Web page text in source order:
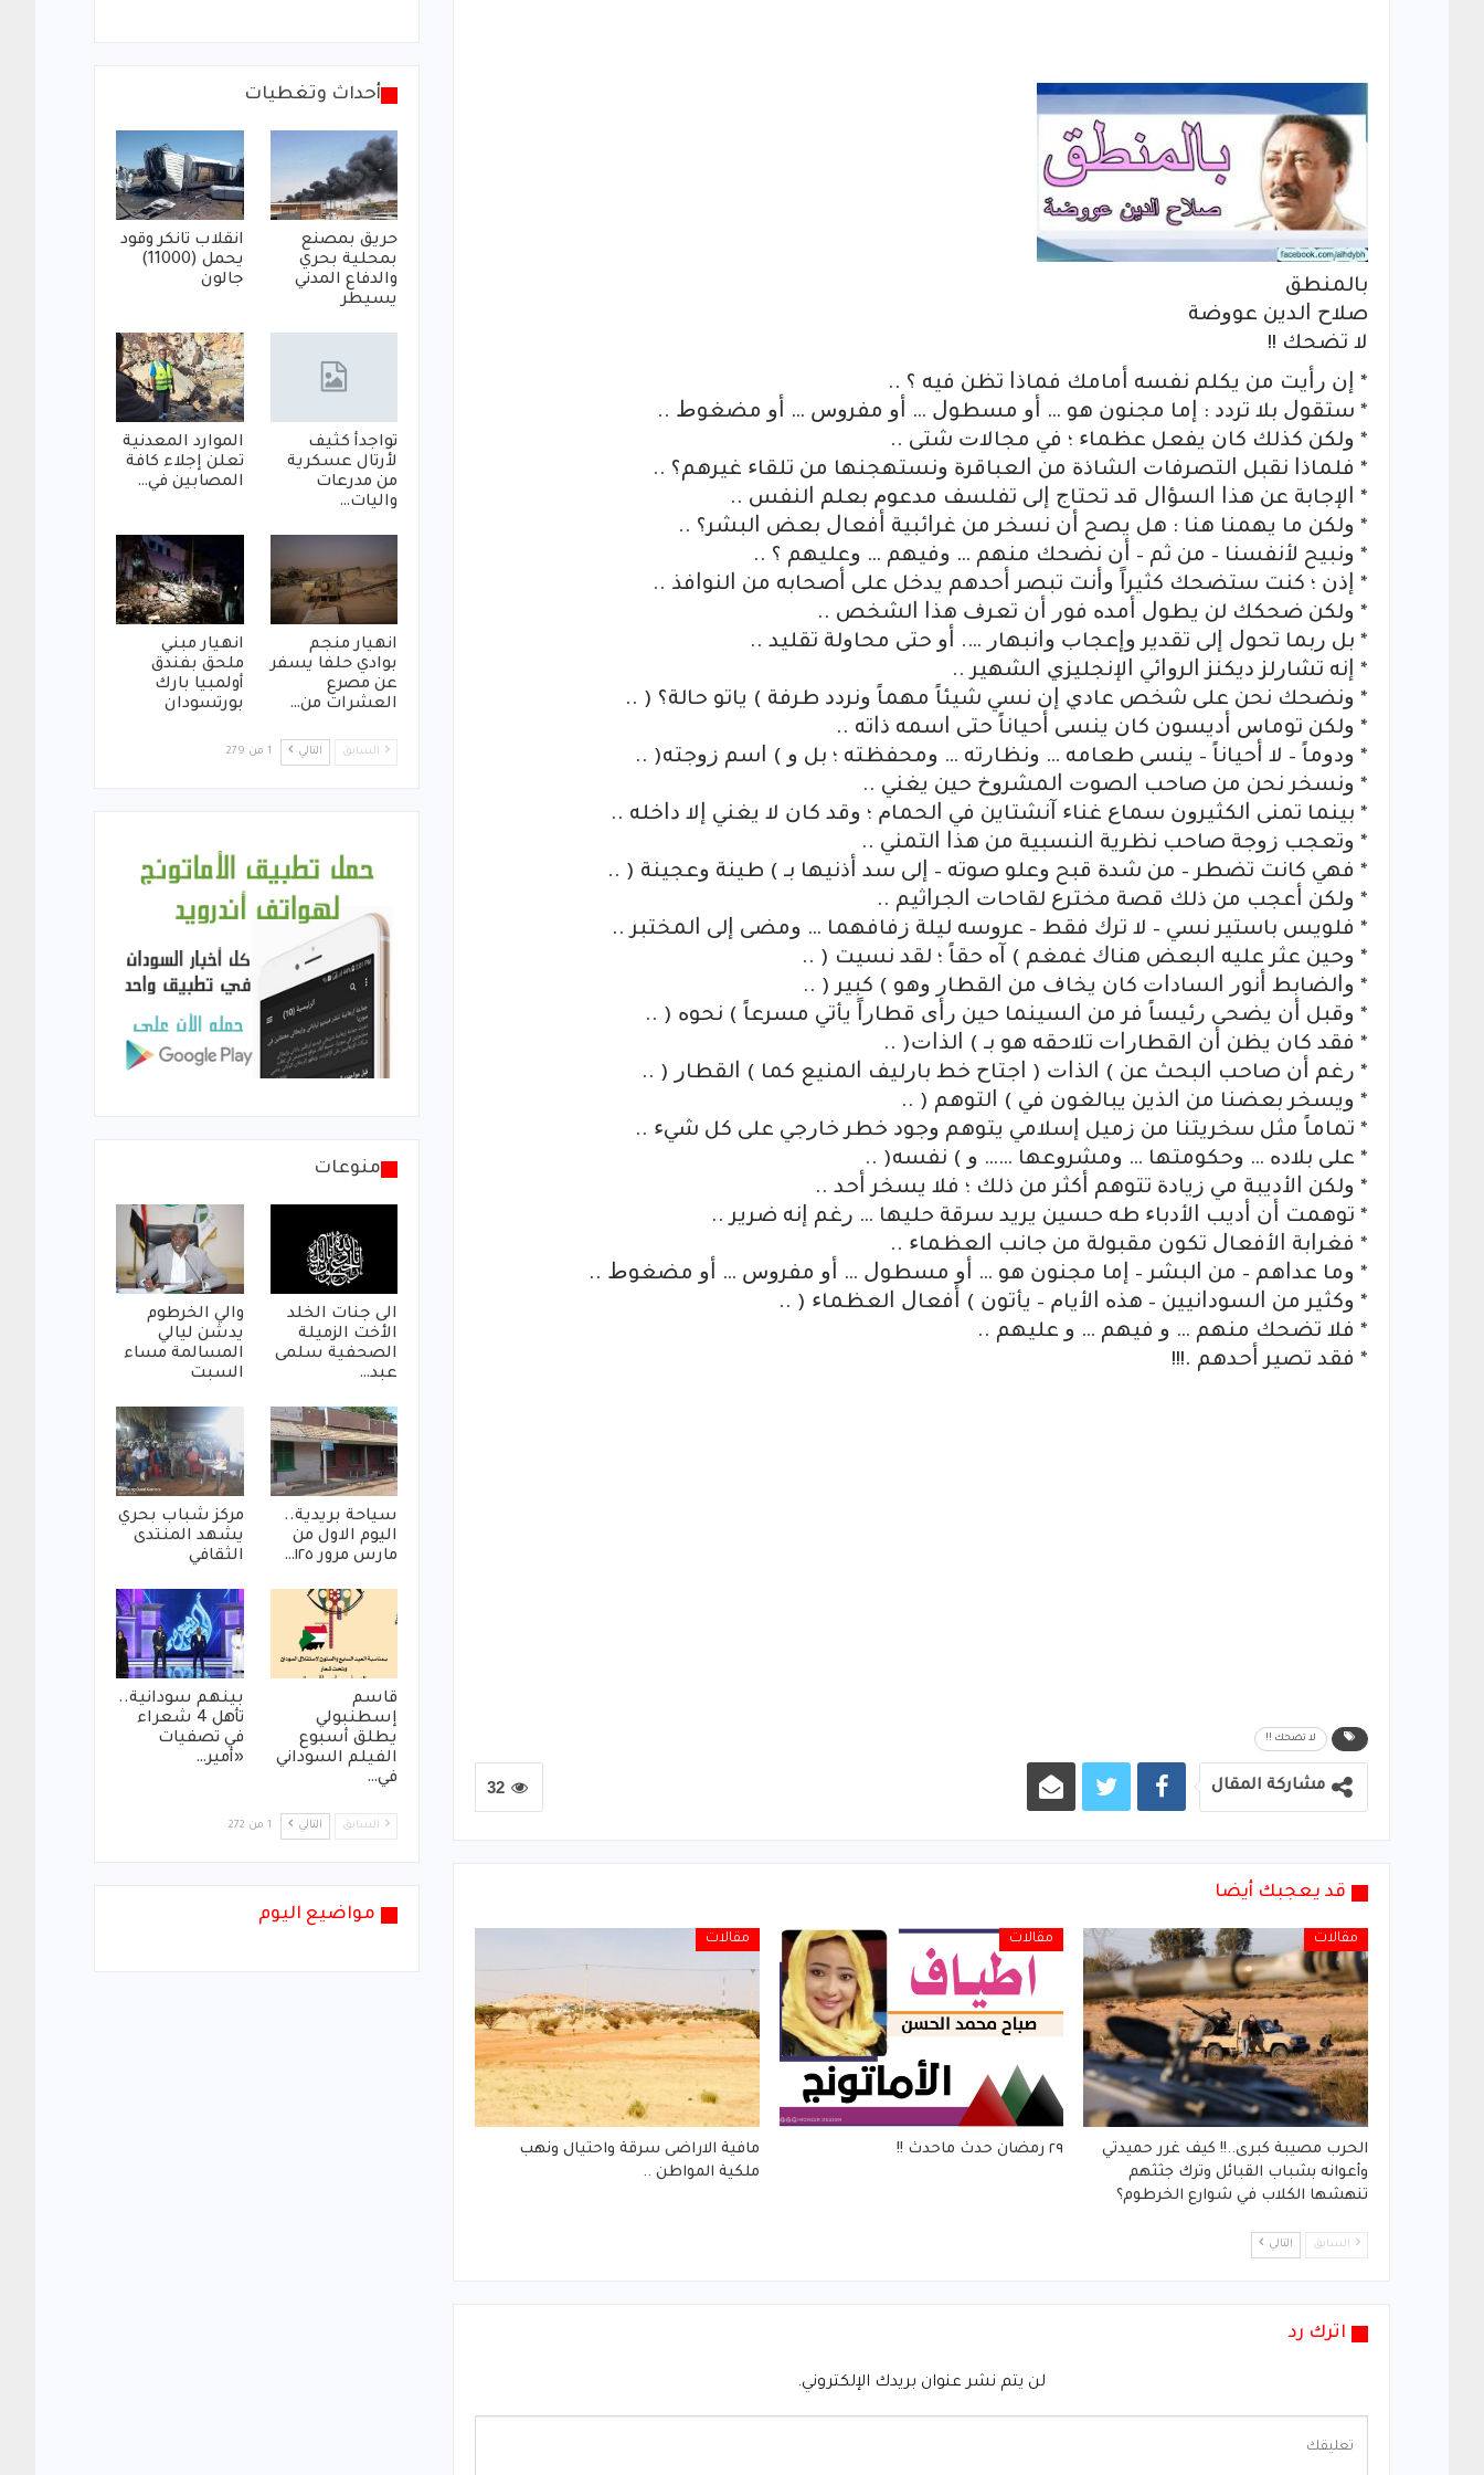
ﺑﺎﻟﻤﻨﻄﻖ
ﺻﻼﺡ ﺍﻟﺪﻳﻦ ﻋﻮﻭﺿﺔ
ﻻ ﺗﻀﺤﻚ !!
* ﺇﻥ ﺭﺃﻳﺖ ﻣﻦ ﻳﻜﻠﻢ ﻧﻔﺴﻪ ﺃﻣﺎﻣﻚ ﻓﻤﺎﺫﺍ ﺗﻈﻦ ﻓﻴﻪ ؟ ..
* ﺳﺘﻘﻮﻝ ﺑﻼ ﺗﺮﺩﺩ : ﺇﻣﺎ ﻣﺠﻨﻮﻥ ﻫﻮ … ﺃﻭ ﻣﺴﻄﻮﻝ … ﺃﻭ ﻣﻔﺮﻭﺱ … ﺃﻭ ﻣﻀﻐﻮﻁ ..
* ﻭﻟﻜﻦ ﻛﺬﻟﻚ ﻛﺎﻥ ﻳﻔﻌﻞ ﻋﻈﻤﺎﺀ ؛ ﻓﻲ ﻣﺠﺎﻻﺕ ﺷﺘﻰ ..
* ﻓﻠﻤﺎﺫﺍ ﻧﻘﺒﻞ ﺍﻟﺘﺼﺮﻓﺎﺕ ﺍﻟﺸﺎﺫﺓ ﻣﻦ ﺍﻟﻌﺒﺎﻗﺮﺓ ﻭﻧﺴﺘﻬﺠﻨﻬﺎ ﻣﻦ ﺗﻠﻘﺎﺀ ﻏﻴﺮﻫﻢ؟ ..
* ﺍﻹﺟﺎﺑﺔ ﻋﻦ ﻫﺬﺍ ﺍﻟﺴﺆﺍﻝ ﻗﺪ ﺗﺤﺘﺎﺝ ﺇﻟﻰ ﺗﻔﻠﺴﻒ ﻣﺪﻋﻮﻡ ﺑﻌﻠﻢ ﺍﻟﻨﻔﺲ ..
* ﻭﻟﻜﻦ ﻣﺎ ﻳﻬﻤﻨﺎ ﻫﻨﺎ : ﻫﻞ ﻳﺼﺢ ﺃﻥ ﻧﺴﺨﺮ ﻣﻦ ﻏﺮﺍﺋﺒﻴﺔ ﺃﻓﻌﺎﻝ ﺑﻌﺾ ﺍﻟﺒﺸﺮ؟ ..
* ﻭﻧﺒﻴﺢ ﻷﻧﻔﺴﻨﺎ – ﻣﻦ ﺛﻢ – ﺃﻥ ﻧﻀﺤﻚ ﻣﻨﻬﻢ … ﻭﻓﻴﻬﻢ … ﻭﻋﻠﻴﻬﻢ ؟ ..
* ﺇﺫﻥ ؛ ﻛﻨﺖ ﺳﺘﻀﺤﻚ ﻛﺜﻴﺮﺍً ﻭﺃﻧﺖ ﺗﺒﺼﺮ ﺃﺣﺪﻫﻢ ﻳﺪﺧﻞ ﻋﻠﻰ ﺃﺻﺤﺎﺑﻪ ﻣﻦ ﺍﻟﻨﻮﺍﻓﺬ ..
* ﻭﻟﻜﻦ ﺿﺤﻜﻚ ﻟﻦ ﻳﻄﻮﻝ ﺃﻣﺪﻩ ﻓﻮﺭ ﺃﻥ ﺗﻌﺮﻑ ﻫﺬﺍ ﺍﻟﺸﺨﺺ ..
* ﺑﻞ ﺭﺑﻤﺎ ﺗﺤﻮﻝ ﺇﻟﻰ ﺗﻘﺪﻳﺮ ﻭﺇﻋﺠﺎﺏ ﻭﺍﻧﺒﻬﺎﺭ …. ﺃﻭ ﺣﺘﻰ ﻣﺤﺎﻭﻟﺔ ﺗﻘﻠﻴﺪ ..
* ﺇﻧﻪ ﺗﺸﺎﺭﻟﺰ ﺩﻳﻜﻨﺰ ﺍﻟﺮﻭﺍﺋﻲ ﺍﻹﻧﺠﻠﻴﺰﻱ ﺍﻟﺸﻬﻴﺮ ..
* ﻭﻧﻀﺤﻚ ﻧﺤﻦ ﻋﻠﻰ ﺷﺨﺺ ﻋﺎﺩﻱ ﺇﻥ ﻧﺴﻲ ﺷﻴﺌﺎً ﻣﻬﻤﺎً ﻭﻧﺮﺩﺩ ﻃﺮﻓﺔ ‏) ﻳﺎﺗﻮ ﺣﺎﻟﺔ؟ ‏( ..
* ﻭﻟﻜﻦ ﺗﻮﻣﺎﺱ ﺃﺩﻳﺴﻮﻥ ﻛﺎﻥ ﻳﻨﺴﻰ ﺃﺣﻴﺎﻧﺎً ﺣﺘﻰ ﺍﺳﻤﻪ ﺫﺍﺗﻪ ..
* ﻭﺩﻭﻣﺎً – ﻻ ﺃﺣﻴﺎﻧﺎً – ﻳﻨﺴﻰ ﻃﻌﺎﻣﻪ … ﻭﻧﻈﺎﺭﺗﻪ … ﻭﻣﺤﻔﻈﺘﻪ ؛ ﺑﻞ ﻭ ‏) ﺍﺳﻢ ﺯﻭﺟﺘﻪ‏( ..
* ﻭﻧﺴﺨﺮ ﻧﺤﻦ ﻣﻦ ﺻﺎﺣﺐ ﺍﻟﺼﻮﺕ ﺍﻟﻤﺸﺮﻭﺥ ﺣﻴﻦ ﻳﻐﻨﻲ ..
* ﺑﻴﻨﻤﺎ ﺗﻤﻨﻰ ﺍﻟﻜﺜﻴﺮﻭﻥ ﺳﻤﺎﻉ ﻏﻨﺎﺀ ﺁﻧﺸﺘﺎﻳﻦ ﻓﻲ ﺍﻟﺤﻤﺎﻡ ؛ ﻭﻗﺪ ﻛﺎﻥ ﻻ ﻳﻐﻨﻲ ﺇﻻ ﺩﺍﺧﻠﻪ ..
* ﻭﺗﻌﺠﺐ ﺯﻭﺟﺔ ﺻﺎﺣﺐ ﻧﻈﺮﻳﺔ ﺍﻟﻨﺴﺒﻴﺔ ﻣﻦ ﻫﺬﺍ ﺍﻟﺘﻤﻨﻲ ..
* ﻓﻬﻲ ﻛﺎﻧﺖ ﺗﻀﻄﺮ – ﻣﻦ ﺷﺪﺓ ﻗﺒﺢ ﻭﻋﻠﻮ ﺻﻮﺗﻪ – ﺇﻟﻰ ﺳﺪ ﺃﺫﻧﻴﻬﺎ ﺑـ ‏) ﻃﻴﻨﺔ ﻭﻋﺠﻴﻨﺔ ‏( ..
* ﻭﻟﻜﻦ ﺃﻋﺠﺐ ﻣﻦ ﺫﻟﻚ ﻗﺼﺔ ﻣﺨﺘﺮﻉ ﻟﻘﺎﺣﺎﺕ ﺍﻟﺠﺮﺍﺛﻴﻢ ..
* ﻓﻠﻮﻳﺲ ﺑﺎﺳﺘﻴﺮ ﻧﺴﻲ – ﻻ ﺗﺮﻙ ﻓﻘﻂ – ﻋﺮﻭﺳﻪ ﻟﻴﻠﺔ ﺯﻓﺎﻓﻬﻤﺎ … ﻭﻣﻀﻰ ﺇﻟﻰ ﺍﻟﻤﺨﺘﺒﺮ ..
* ﻭﺣﻴﻦ ﻋﺜﺮ ﻋﻠﻴﻪ ﺍﻟﺒﻌﺾ ﻫﻨﺎﻙ ﻏﻤﻐﻢ ‏) ﺁﻩ ﺣﻘﺎً ؛ ﻟﻘﺪ ﻧﺴﻴﺖ ‏( ..
* ﻭﺍﻟﻀﺎﺑﻂ ﺃﻧﻮﺭ ﺍﻟﺴﺎﺩﺍﺕ ﻛﺎﻥ ﻳﺨﺎﻑ ﻣﻦ ﺍﻟﻘﻄﺎﺭ ﻭﻫﻮ ‏) ﻛﺒﻴﺮ ‏( ..
* ﻭﻗﺒﻞ ﺃﻥ ﻳﻀﺤﻰ ﺭﺋﻴﺴﺎً ﻓﺮ ﻣﻦ ﺍﻟﺴﻴﻨﻤﺎ ﺣﻴﻦ ﺭﺃﻯ ﻗﻄﺎﺭﺍً ﻳﺄﺗﻲ ﻣﺴﺮﻋﺎً ‏) ﻧﺤﻮﻩ ‏( ..
* ﻓﻘﺪ ﻛﺎﻥ ﻳﻈﻦ ﺃﻥ ﺍﻟﻘﻄﺎﺭﺍﺕ ﺗﻼﺣﻘﻪ ﻫﻮ ﺑـ ‏) ﺍﻟﺬﺍﺕ‏( ..
* ﺭﻏﻢ ﺃﻥ ﺻﺎﺣﺐ ﺍﻟﺒﺤﺚ ﻋﻦ ‏) ﺍﻟﺬﺍﺕ ‏( ﺍﺟﺘﺎﺡ ﺧﻂ ﺑﺎﺭﻟﻴﻒ ﺍﻟﻤﻨﻴﻊ ﻛﻤﺎ ‏) ﺍﻟﻘﻄﺎﺭ ‏( ..
* ﻭﻳﺴﺨﺮ ﺑﻌﻀﻨﺎ ﻣﻦ ﺍﻟﺬﻳﻦ ﻳﺒﺎﻟﻐﻮﻥ ﻓﻲ ‏) ﺍﻟﺘﻮﻫﻢ ‏( ..
* ﺗﻤﺎﻣﺎً ﻣﺜﻞ ﺳﺨﺮﻳﺘﻨﺎ ﻣﻦ ﺯﻣﻴﻞ ﺇﺳﻼﻣﻲ ﻳﺘﻮﻫﻢ ﻭﺟﻮﺩ ﺧﻄﺮ ﺧﺎﺭﺟﻲ ﻋﻠﻰ ﻛﻞ ﺷﻲﺀ ..
* ﻋﻠﻰ ﺑﻼﺩﻩ … ﻭﺣﻜﻮﻣﺘﻬﺎ … ﻭﻣﺸﺮﻭﻋﻬﺎ …… ﻭ ‏) ﻧﻔﺴﻪ‏( ..
* ﻭﻟﻜﻦ ﺍﻷﺩﻳﺒﺔ ﻣﻲ ﺯﻳﺎﺩﺓ ﺗﺘﻮﻫﻢ ﺃﻛﺜﺮ ﻣﻦ ﺫﻟﻚ ؛ ﻓﻼ ﻳﺴﺨﺮ ﺃﺣﺪ ..
* ﺗﻮﻫﻤﺖ ﺃﻥ ﺃﺩﻳﺐ ﺍﻷﺩﺑﺎﺀ ﻃﻪ ﺣﺴﻴﻦ ﻳﺮﻳﺪ ﺳﺮﻗﺔ ﺣﻠﻴﻬﺎ … ﺭﻏﻢ ﺇﻧﻪ ﺿﺮﻳﺮ ..
* ﻓﻐﺮﺍﺑﺔ ﺍﻷﻓﻌﺎﻝ ﺗﻜﻮﻥ ﻣﻘﺒﻮﻟﺔ ﻣﻦ ﺟﺎﻧﺐ ﺍﻟﻌﻈﻤﺎﺀ ..
* ﻭﻣﺎ ﻋﺪﺍﻫﻢ – ﻣﻦ ﺍﻟﺒﺸﺮ – ﺇﻣﺎ ﻣﺠﻨﻮﻥ ﻫﻮ … ﺃﻭ ﻣﺴﻄﻮﻝ … ﺃﻭ ﻣﻔﺮﻭﺱ … ﺃﻭ ﻣﻀﻐﻮﻁ ..
* ﻭﻛﺜﻴﺮ ﻣﻦ ﺍﻟﺴﻮﺩﺍﻧﻴﻴﻦ – ﻫﺬﻩ ﺍﻷﻳﺎﻡ – ﻳﺄﺗﻮﻥ ‏) ﺃﻓﻌﺎﻝ ﺍﻟﻌﻈﻤﺎﺀ ‏( ..
* ﻓﻼ ﺗﻀﺤﻚ ﻣﻨﻬﻢ … ﻭ ﻓﻴﻬﻢ … ﻭ ﻋﻠﻴﻬﻢ ..
* ﻓﻘﺪ ﺗﺼﻴﺮ ﺃﺣﺪﻫﻢ .!!!
ﻻ ﺗﻀﺤﻚ !!
32 مشاركة المقال
قد يعجبك أيضا
مقالات
الحرب مصيبة كبرى..!! كيف غرر حميدتي
وأعوانه بشباب القبائل وترك جثثهم
تنهشها الكلاب في شوارع الخرطوم؟
مقالات
٢٩ رمضان حدث ماحدث !!
مقالات
مافية الاراضى سرقة واحتيال ونهب
ملكية المواطن ..
السابق التالي
اترك رد
لن يتم نشر عنوان بريدك الإلكتروني.
أحداث وتغطيات
حريق بمصنع
بمحلية بحري
والدفاع المدني
يسيطر
انقلاب تانكر وقود
يحمل (11000)
جالون
تواجدأ كثيف
لأرتال عسكرية
من مدرعات
واليات…
الموارد المعدنية
تعلن إجلاء كافة
المصابين في…
انهيار منجم
بوادي حلفا يسفر
عن مصرع
العشرات من…
انهيار مبني
ملحق بفندق
أولمبيا بارك
بورتسودان
السابق التالي 1 من 279
منوعات
الى جنات الخلد
الأخت الزميلة
الصحفية سلمى
عبد…
والي الخرطوم
يدشن ليالي
المسالمة مساء
السبت
سياحة بريدية..
اليوم الاول من
مارس مرور ١٢٥…
مركز شباب بحري
يشهد المنتدى
الثقافي
قاسم
إسطنبولي
يطلق أسبوع
الفيلم السوداني
في…
بينهم سودانية..
تأهل 4 شعراء
في تصفيات
«أمير…
السابق التالي 1 من 272
مواضيع اليوم